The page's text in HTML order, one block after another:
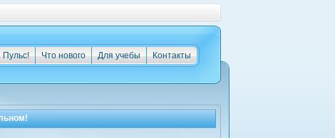
Контакты
Для учебы
Что нового
Пульс!